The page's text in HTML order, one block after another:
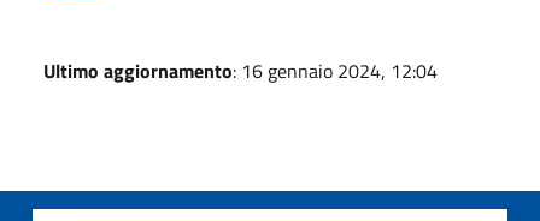
Ultimo aggiornamento: 16 gennaio 2024, 12:04